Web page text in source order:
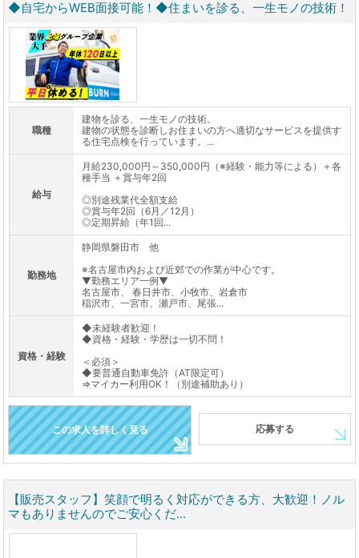
◆自宅からWEB面接可能！◆住まいを診る、一生モノの技術！
職種
建物を診る、一生モノの技術。
建物の状態を診断しお住まいの方へ適切なサービスを提供す
る住宅点検を行っています。...
給与
月給230,000円～350,000円（※経験・能力等による）＋各
種手当 ＋賞与年2回
◎別途残業代全額支給
◎賞与年2回（6月／12月）
◎定期昇給（年1回...
勤務地
静岡県磐田市 他
※名古屋市内および近郊での作業が中心です。
▼勤務エリア一例▼
名古屋市、 春日井市、小牧市、岩倉市
稲沢市、一宮市、瀬戸市、尾張...
資格・経験
◆未経験者歓迎！
◆資格・経験・学歴は一切不問！
＜必須＞
◆要普通自動車免許（AT限定可）
⇒マイカー利用OK！（別途補助あり）
この求人を詳しく見る 応募する
【販売スタッフ】笑顔で明るく対応ができる方、大歓迎！ノル
マもありませんのでご安心くだ...